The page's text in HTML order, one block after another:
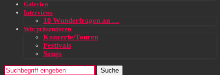
Galerien
Interviews
10 Wunderfragen an …
Wir präsentieren
Konzerte/Touren
Festivals
Songs
Suche